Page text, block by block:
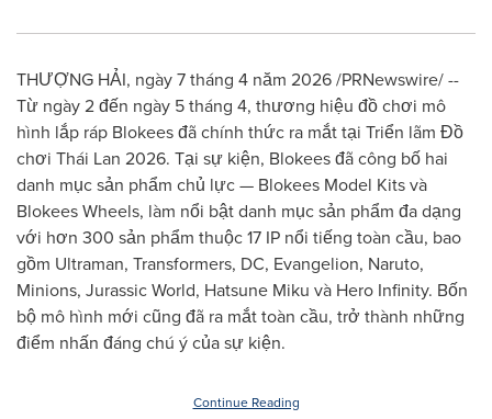
THƯỢNG HẢI, ngày 7 tháng 4 năm 2026 /PRNewswire/ --
Từ ngày 2 đến ngày 5 tháng 4, thương hiệu đồ chơi mô
hình lắp ráp Blokees đã chính thức ra mắt tại Triển lãm Đồ
chơi Thái Lan 2026. Tại sự kiện, Blokees đã công bố hai
danh mục sản phẩm chủ lực — Blokees Model Kits và
Blokees Wheels, làm nổi bật danh mục sản phẩm đa dạng
với hơn 300 sản phẩm thuộc 17 IP nổi tiếng toàn cầu, bao
gồm Ultraman, Transformers, DC, Evangelion, Naruto,
Minions, Jurassic World, Hatsune Miku và Hero Infinity. Bốn
bộ mô hình mới cũng đã ra mắt toàn cầu, trở thành những
điểm nhấn đáng chú ý của sự kiện.
Continue Reading